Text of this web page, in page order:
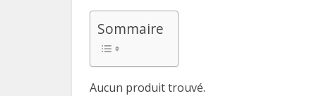
Sommaire
Aucun produit trouvé.